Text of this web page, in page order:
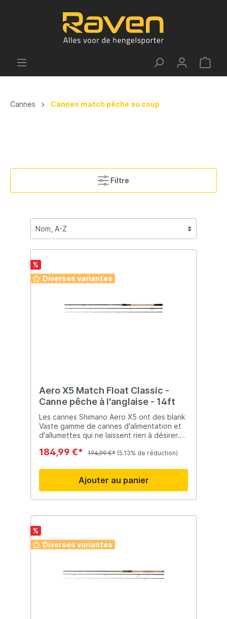
Cannes Cannes match pêche au coup
Filtre
%
Diverses variantes
Aero X5 Match Float Classic -
Canne pêche à l'anglaise - 14ft
Les cannes Shimano Aero X5 ont des blank
Vaste gamme de cannes d'alimentation et
d'allumettes qui ne laissent rien à désirer.
interchangeables pour scions en carbone.
184,99 €* 194,99 €* (5.13% de réduction)
Ajouter au panier
%
Diverses variantes